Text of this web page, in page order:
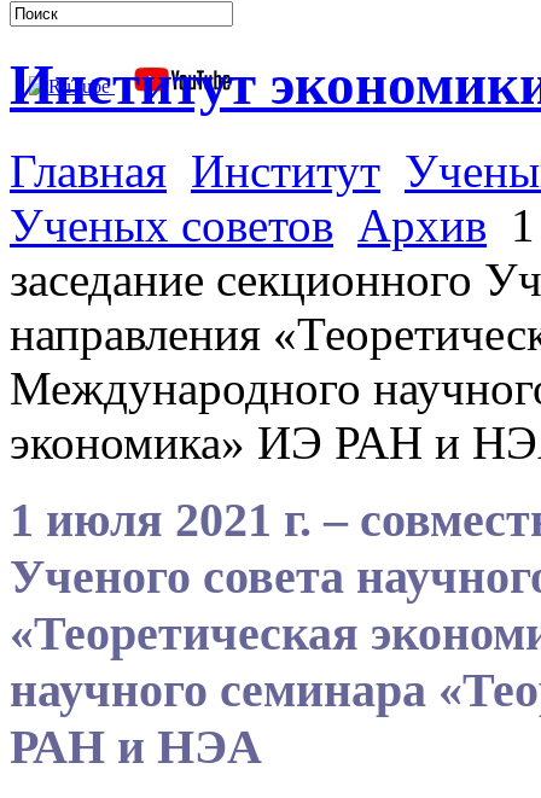
Институт
Главная Институт
Ученых советов Архив
заседание секционного
направления
Международного
экономика» ИЭ РАН и
1 июля 2021 г. –
Ученого совета
«Теоретическая
научного семинара
РАН и НЭА